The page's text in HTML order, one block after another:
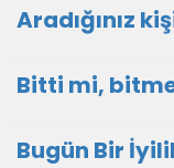
Aradığınız
Bitti mi,
Bugün Bir